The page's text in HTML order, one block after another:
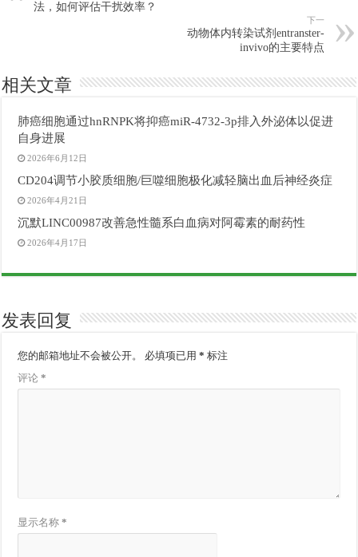
法，如何评估干扰效率？
下一
动物体内转染试剂entranster-
invivo的主要特点
相关文章
肺癌细胞通过hnRNPK将抑癌miR-4732-3p排入外泌体以促进
自身进展
2026年6月12日
CD204调节小胶质细胞/巨噬细胞极化减轻脑出血后神经炎症
2026年4月21日
沉默LINC00987改善急性髓系白血病对阿霉素的耐药性
2026年4月17日
发表回复
您的邮箱地址不会被公开。 必填项已用* 标注
评论*
显示名称*